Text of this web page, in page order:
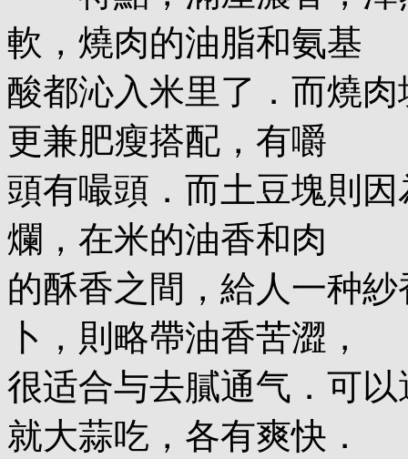
軟，燒肉的油脂和氨基
酸都沁入米里了．而燒
更兼肥瘦搭配，有嚼
頭有嘬頭．而土豆塊則
爛，在米的油香和肉
的酥香之間，給人一种
卜，則略帶油香苦澀，
很适合与去膩通气．可
就大蒜吃，各有爽快．